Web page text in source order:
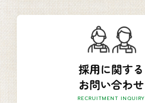
採用に関する
お問い合わせ
RECRUITMENT INQUIRY